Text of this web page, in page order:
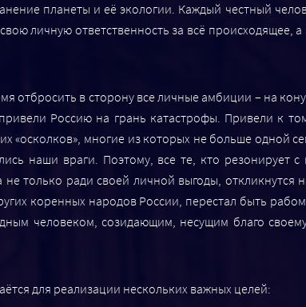
планеты и её экологии. Каждый честный
личную ответственность за всё происходящее, а
отбросить в сторону все личные амбиции – на
Россию на грань катастрофы. Привели к
«осколков», многие из которых не больше одной
наши враги. Поэтому, все те, кто резонирует
только ради своей личной выгоды, откликнутся
коренных народов России, перестал быть
человеком, созидающим, несущим благо
для реализации нескольких важных целей: